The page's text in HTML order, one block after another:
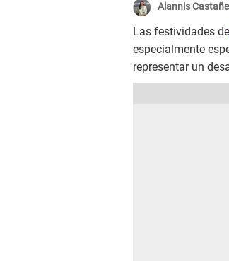
Alannis
Las festividades de
especialmente
representar un